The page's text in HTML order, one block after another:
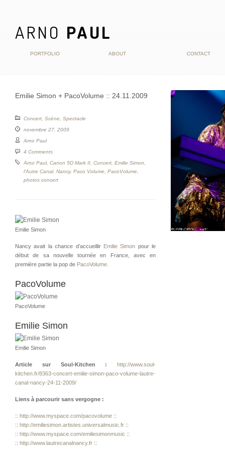
ARNO PAUL
PORTFOLIO ABOUT CONTACT
Emilie Simon + PacoVolume :: 24.11.2009
Concert Scène
Spectacle
novembre 27, 2009
Arno Paul
4 Comments
Arno Paul, Canon 5D Mark II Concert Emilie Simon
l'Autre Canal, Nancy, Paco Volume PacoVolume
photos concert
Emilie Simon
Nancy avait la chance d’accueillir Emilie Simon pour le
début de sa nouvelle tournée en France, avec en
première partie la pop de PacoVolume
PacoVolume
PacoVolume
Emilie Simon
Emilie Simon
Article sur Soul-Kitchen :
http://www.soul-
kitchen.fr/8363-concert-emilie-simon-paco-volume-lautre-
canal-nancy-24-11-2009/
Liens à parcourir sans vergogne :
:: http://www.myspace.com/pacovolume ::
:: http://emiliesimon.artistes.universalmusic.fr ::
:: http://www.myspace.com/emiliesimonmusic ::
:: http://www.lautrecanalnancy.fr ::